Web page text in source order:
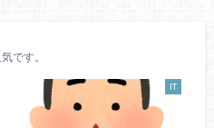
です。
IT